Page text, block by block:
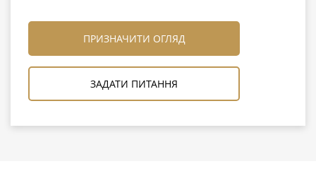
ПРИЗНАЧИТИ ОГЛЯД
ЗАДАТИ ПИТАННЯ